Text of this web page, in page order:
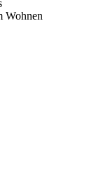
Wohnen